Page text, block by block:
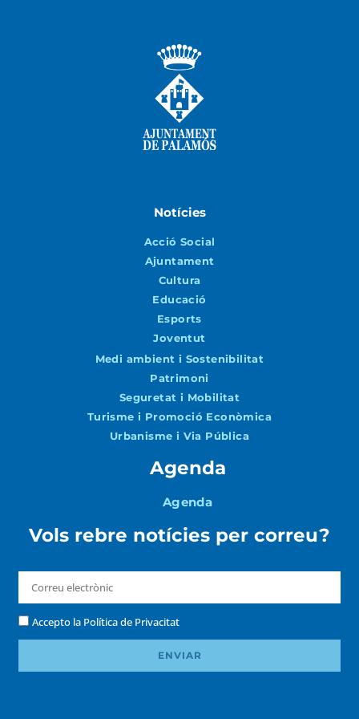
Notícies
Acció Social
Ajuntament
Cultura
Educació
Esports
Joventut
Medi ambient i Sostenibilitat
Patrimoni
Seguretat i Mobilitat
Turisme i Promoció Econòmica
Urbanisme i Via Pública
Agenda
Agenda
Vols rebre notícies per correu?
Accepto la Política de Privacitat
ENVIAR